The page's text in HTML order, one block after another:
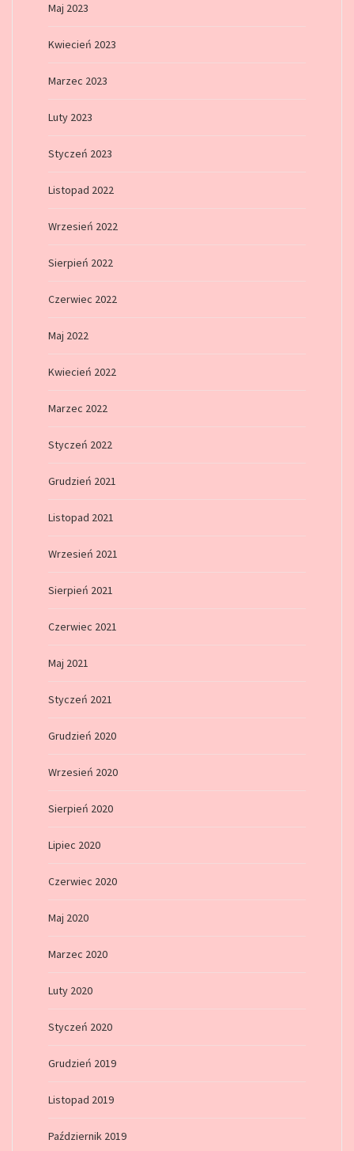
Maj 2023
Kwiecień 2023
Marzec 2023
Luty 2023
Styczeń 2023
Listopad 2022
Wrzesień 2022
Sierpień 2022
Czerwiec 2022
Maj 2022
Kwiecień 2022
Marzec 2022
Styczeń 2022
Grudzień 2021
Listopad 2021
Wrzesień 2021
Sierpień 2021
Czerwiec 2021
Maj 2021
Styczeń 2021
Grudzień 2020
Wrzesień 2020
Sierpień 2020
Lipiec 2020
Czerwiec 2020
Maj 2020
Marzec 2020
Luty 2020
Styczeń 2020
Grudzień 2019
Listopad 2019
Październik 2019